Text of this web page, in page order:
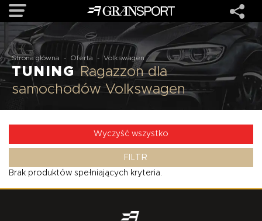
OFERTA
MARKI
O NAS
Strona główna - Oferta - Volkswagen
TUNING
Ragazzon dla
samochodów Volkswagen
Wyczyść wszystko
FILTR
Brak produktów spełniających kryteria.